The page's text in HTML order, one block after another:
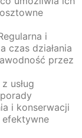
i
czas działania
przez
usług
i konserwacji
efektywne